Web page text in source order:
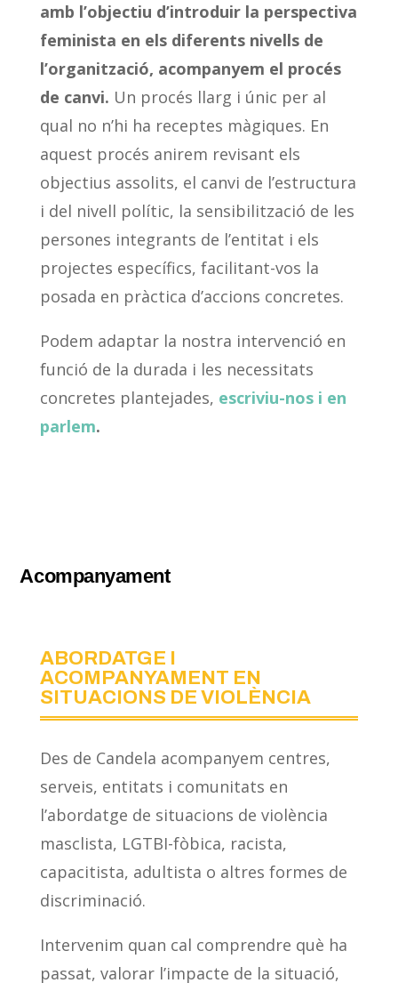
amb l’objectiu d’introduir la perspectiva
feminista en els diferents nivells de
l’organització, acompanyem el procés
de canvi. Un procés llarg i únic per al
qual no n’hi ha receptes màgiques. En
aquest procés anirem revisant els
objectius assolits, el canvi de l’estructura
i del nivell polític, la sensibilització de les
persones integrants de l’entitat i els
projectes específics, facilitant-vos la
posada en pràctica d’accions concretes.
Podem adaptar la nostra intervenció en
funció de la durada i les necessitats
concretes plantejades, escriviu-nos i en
parlem.
Acompanyament
ABORDATGE I
ACOMPANYAMENT EN
SITUACIONS DE VIOLÈNCIA
Des de Candela acompanyem centres,
serveis, entitats i comunitats en
l’abordatge de situacions de violència
masclista, LGTBI-fòbica, racista,
capacitista, adultista o altres formes de
discriminació.
Intervenim quan cal comprendre què ha
passat, valorar l’impacte de la situació,